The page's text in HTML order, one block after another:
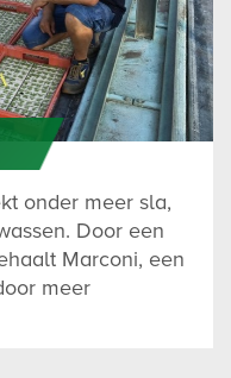
onder meer sla,
Door een
Marconi, een
meer